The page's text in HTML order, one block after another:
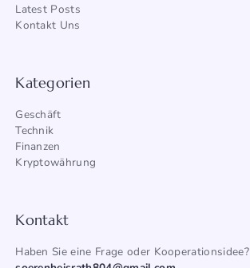
Latest Posts
Kontakt Uns
Kategorien
Geschäft
Technik
Finanzen
Kryptowährung
Kontakt
Haben Sie eine Frage oder Kooperationsidee?